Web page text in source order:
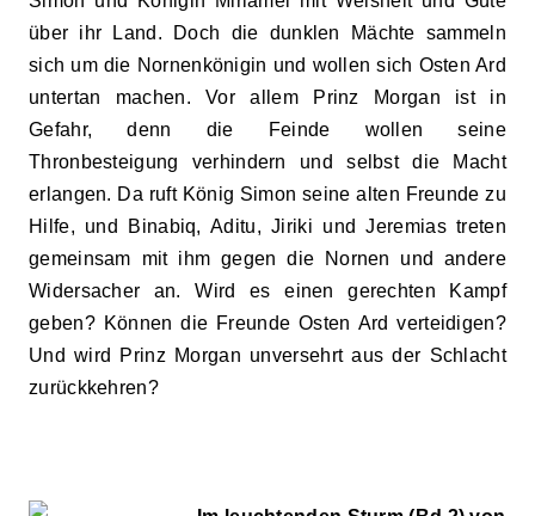
über ihr Land. Doch die dunklen Mächte sammeln
sich um die Nornenkönigin und wollen sich Osten Ard
untertan machen. Vor allem Prinz Morgan ist in
Gefahr, denn die Feinde wollen seine
Thronbesteigung verhindern und selbst die Macht
erlangen. Da ruft König Simon seine alten Freunde zu
Hilfe, und Binabiq, Aditu, Jiriki und Jeremias treten
gemeinsam mit ihm gegen die Nornen und andere
Widersacher an. Wird es einen gerechten Kampf
geben? Können die Freunde Osten Ard verteidigen?
Und wird Prinz Morgan unversehrt aus der Schlacht
zurückkehren?